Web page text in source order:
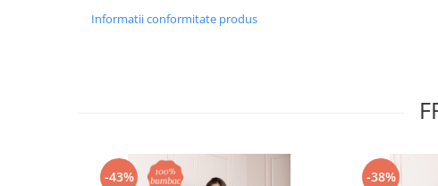
Informatii conformitate produs
-43% -38%